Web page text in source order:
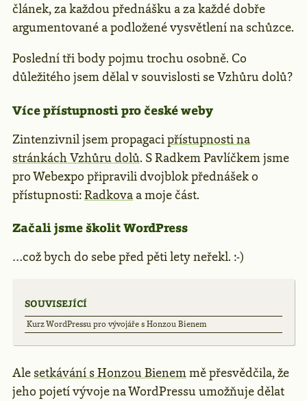
článek, za každou přednášku a za každé dobře
argumentované a podložené vysvětlení na schůzce.
Poslední tři body pojmu trochu osobně. Co
důležitého jsem dělal v souvislosti se Vzhůru dolů?
Více přístupnosti pro české weby
Zintenzivnil jsem propagacipřístupnosti na
stránkách Vzhůru dolů. S Radkem Pavlíčkem jsme
pro Webexpo připravili dvojblok přednášek o
přístupnosti:Radkovaa moje část.
Začali jsme školit WordPress
…což bych do sebe před pěti lety neřekl. :-)
SOUVISEJÍCÍ
Kurz WordPressu pro vývojáře s Honzou Bienem
Ale setkávání s Honzou Bienemmě přesvědčila, že
jeho pojetí vývoje na WordPressu umožňuje dělat